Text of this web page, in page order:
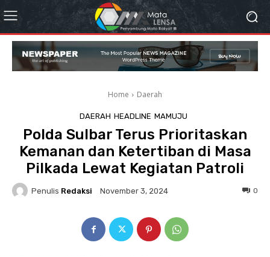
Home Daerah
DAERAH HEADLINE MAMUJU
Polda Sulbar Terus Prioritaskan
Kemanan dan Ketertiban di Masa
Pilkada Lewat Kegiatan Patroli
Penulis Redaksi November 3, 2024 0